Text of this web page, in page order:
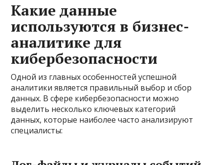
Какие данные
используются в бизнес-
аналитике для
кибербезопасности
Одной из главных особенностей успешной
аналитики является правильный выбор и сбор
данных. В сфере кибербезопасности можно
выделить несколько ключевых категорий
данных, которые наиболее часто анализируют
специалисты: